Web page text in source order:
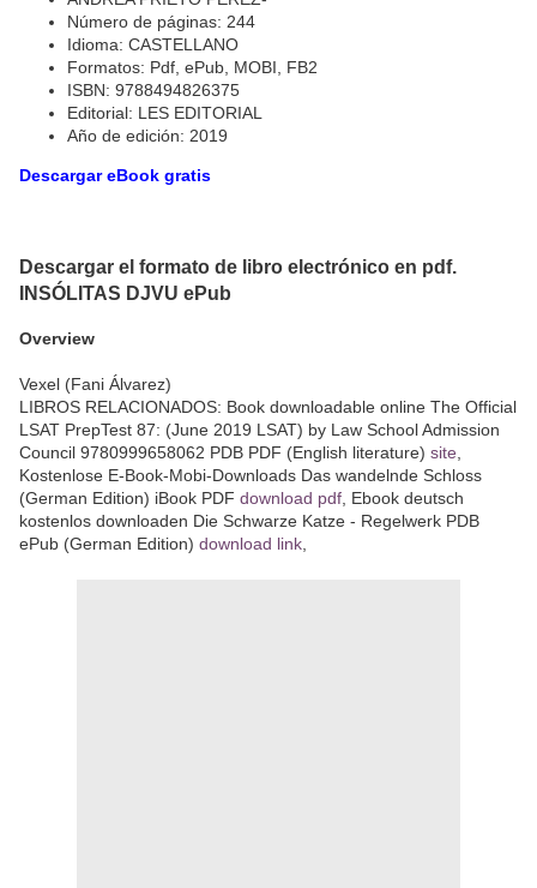
Número de páginas: 244
Idioma: CASTELLANO
Formatos: Pdf, ePub, MOBI, FB2
ISBN: 9788494826375
Editorial: LES EDITORIAL
Año de edición: 2019
Descargar eBook gratis
Descargar el formato de libro electrónico en pdf.
INSÓLITAS DJVU ePub
Overview
Vexel (Fani Álvarez)
LIBROS RELACIONADOS: Book downloadable online The Official
LSAT PrepTest 87: (June 2019 LSAT) by Law School Admission
Council 9780999658062 PDB PDF (English literature) site
Kostenlose E-Book-Mobi-Downloads Das wandelnde Schloss
(German Edition) iBook PDF download pdf , Ebook deutsch
kostenlos downloaden Die Schwarze Katze - Regelwerk PDB
ePub (German Edition) download link